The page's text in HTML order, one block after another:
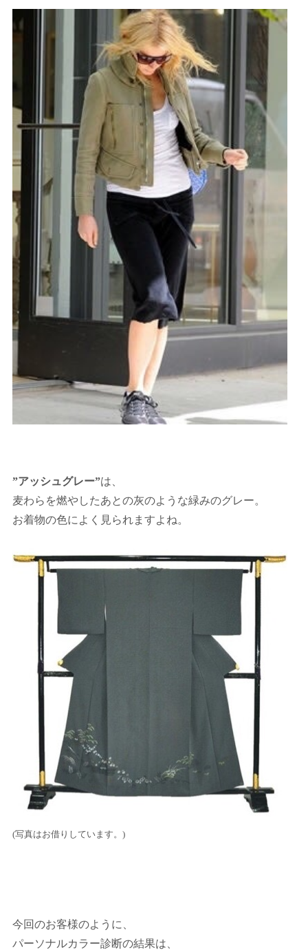
”アッシュグレー”は、
麦わらを燃やしたあとの灰のような緑みのグレー。
お着物の色によく見られますよね。
(写真はお借りしています。)
今回のお客様のように、
パーソナルカラー診断の結果は、